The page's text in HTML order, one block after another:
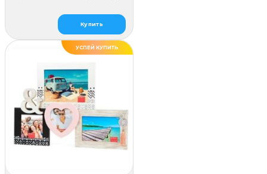
Купить
УСПЕЙ КУПИТЬ